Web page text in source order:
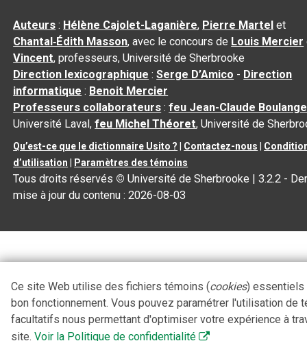
Auteurs : Hélène Cajolet-Laganière, Pierre Martel et
Chantal‑Édith Masson, avec le concours de Louis Mercier
Vincent, professeurs, Université de Sherbrooke
Direction lexicographique :Serge D’Amico - Direction
informatique : Benoit Mercier
Professeurs collaborateurs :feu Jean-Claude
Université Laval,feu Michel Théoret, Université de
Qu’est-ce que le dictionnaire Usito ? Contactez-nous
d’utilisation
Paramètres des témoins
Tous droits réservés © Université de Sherbrooke |3.2.2 -
mise à jour du contenu :2026-08-03
Ce site Web utilise des fichiers témoins (cookies) essentiels
bon fonctionnement. Vous pouvez paramétrer l'utilisation de
facultatifs nous permettant d'optimiser votre expérience à
site. Voir la Politique de confidentialité